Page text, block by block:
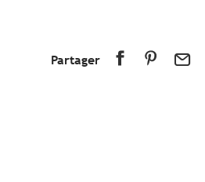
Partager